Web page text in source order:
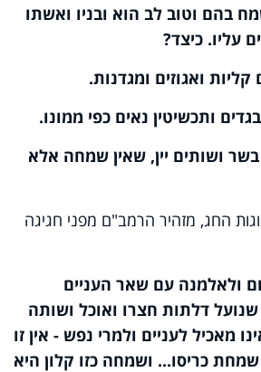
בהם וטוב לב הוא ובניו ואשתו
עליו. כיצד?
ואגוזים ומגדנות.
ותכשיטין נאים כפי ממונו.
ושותים יין, שאין שמחה אלא
החג, מזהיר הרמב"ם מפני חגיגה
ולאלמנה עם שאר העניים
דלתות חצרו ואוכל ושותה
מאכיל לעניים ולמרי נפש - אין זו
כריסו... ושמחה כזו קלון היא